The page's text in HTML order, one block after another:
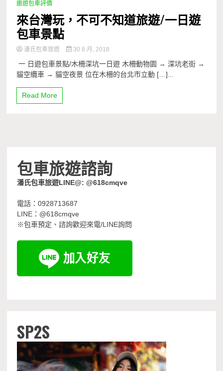
遨遊包車評價
來台灣玩，不可不知道旅遊/一日遊
包車景點
潘氏包車旅遊 30 8 月, 2018
一 日遊包車景點/木柵深坑一日遊 木柵動物園 → 深坑老街 →
貓空纜車 → 貓空夜景 位在木柵的台北市立動 […]...
Read More
包車旅遊諮詢
潘氏包車旅遊LINE@: @618cmqve
電話：0928713687
LINE：@618cmqve
※包車預定、諮詢歡迎來電/LINE詢問
SP2S